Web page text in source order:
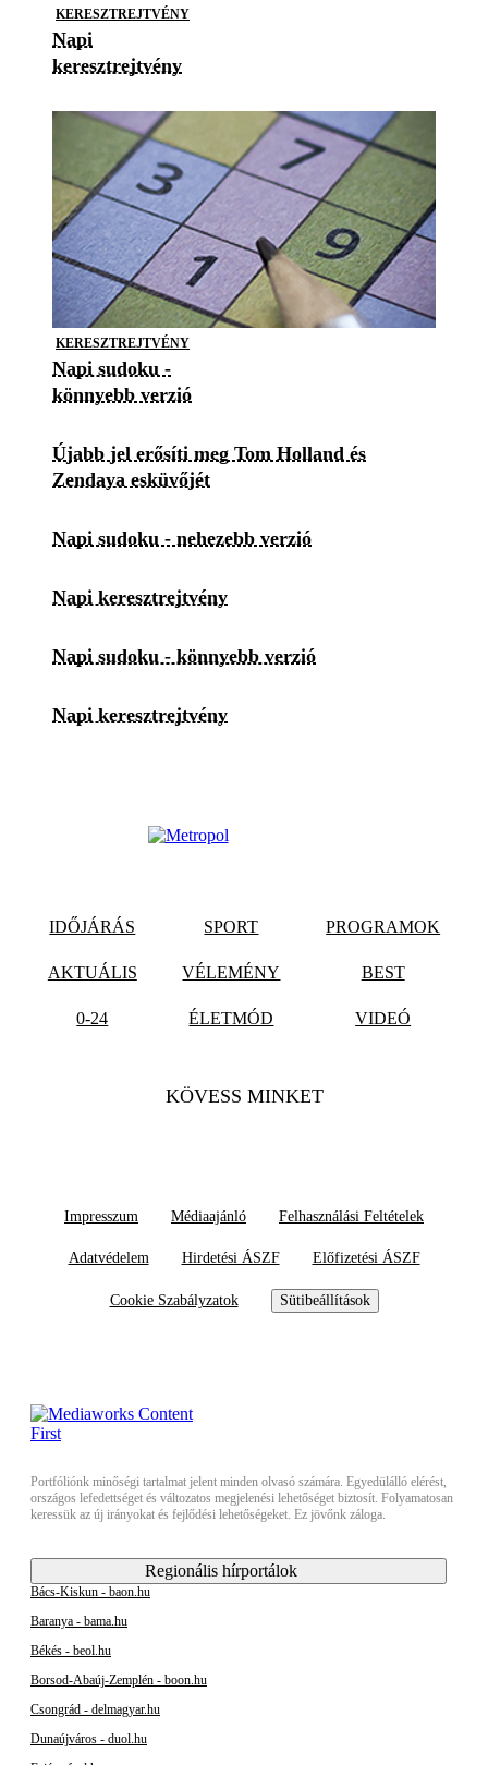
KERESZTREJTVÉNY
Napi
keresztrejtvény
KERESZTREJTVÉNY
Napi sudoku -
könnyebb verzió
Újabb jel erősíti meg Tom Holland és
Zendaya esküvőjét
Napi sudoku - nehezebb verzió
Napi keresztrejtvény
Napi sudoku - könnyebb verzió
Napi keresztrejtvény
IDŐJÁRÁS SPORT PROGRAMOK
AKTUÁLIS VÉLEMÉNY BEST
0-24 ÉLETMÓD VIDEÓ
KÖVESS MINKET
Impresszum Médiaajánló Felhasználási Feltételek
Adatvédelem Hirdetési ÁSZF Előfizetési ÁSZF
Cookie Szabályzatok Sütibeállítások
Portfóliónk minőségi tartalmat jelent minden olvasó számára. Egyedülálló elérést,
országos lefedettséget és változatos megjelenési lehetőséget biztosít. Folyamatosan
keressük az új irányokat és fejlődési lehetőségeket. Ez jövőnk záloga.
Regionális hírportálok
Bács-Kiskun - baon.hu
Baranya - bama.hu
Békés - beol.hu
Borsod-Abaúj-Zemplén - boon.hu
Csongrád - delmagyar.hu
Dunaújváros - duol.hu